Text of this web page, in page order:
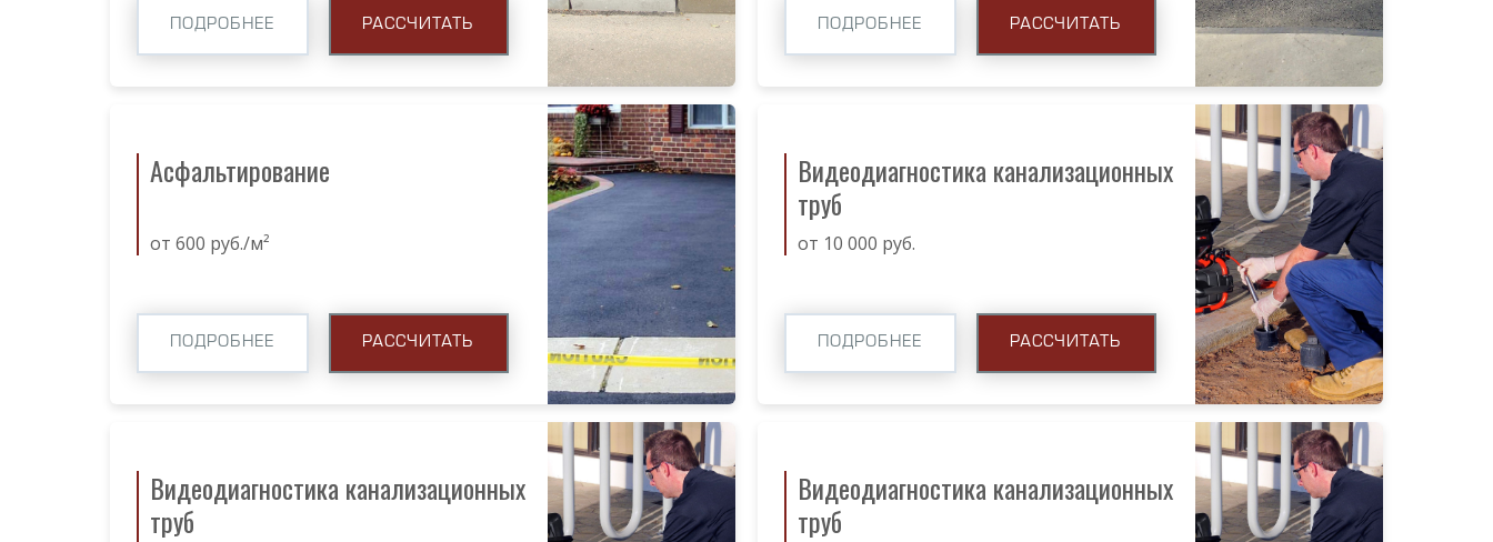
ПОДРОБНЕЕ РАССЧИТАТЬ ПОДРОБНЕЕ РАССЧИТАТЬ
Асфальтирование
от 600 руб./м²
ПОДРОБНЕЕ РАССЧИТАТЬ
Видеодиагностика канализационных
труб
от 10 000 руб.
ПОДРОБНЕЕ РАССЧИТАТЬ
Видеодиагностика канализационных
труб
Видеодиагностика канализационных
труб